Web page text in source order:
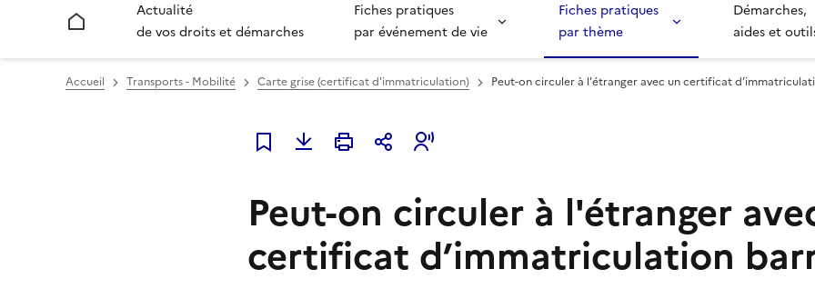
Accueil
Actualité
de vos droits et démarches
Fiches pratiques
par événement de vie
Fiches pratiques
par thème
Démarches,
aides et
Accueil Transports - Mobilité Carte grise (certificat d'immatriculation) Peut-on circuler à l'étranger avec un certificat
Ajouter à mes favoris
Peut-on circuler à l'étranger
certificat d’immatriculation